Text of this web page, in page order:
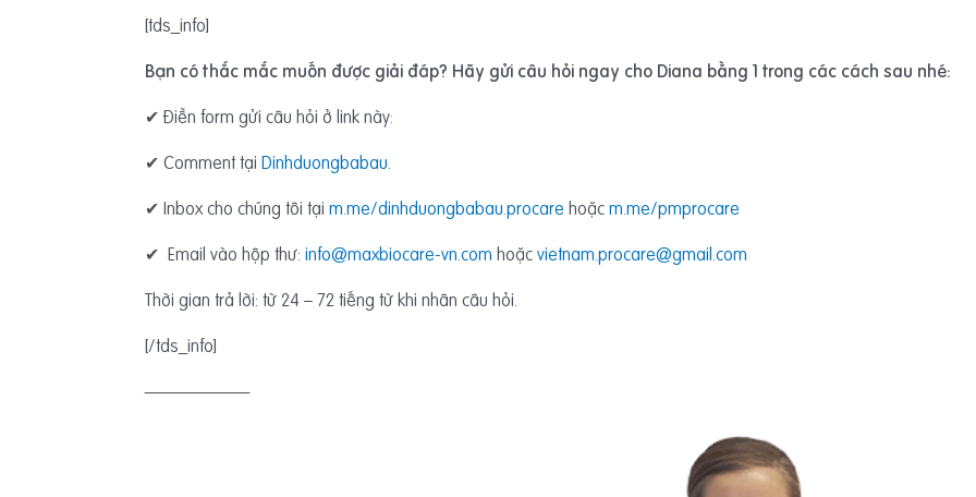
[tds_info]
Bạn có thắc mắc muốn được giải đáp? Hãy gửi câu hỏi ngay cho Diana bằng 1 trong các cách sau nhé:
✔ Điền form gửi câu hỏi ở link này:
✔ Comment tại Dinhduongbabau.
✔ Inbox cho chúng tôi tại m.me/dinhduongbabau.procare hoặcm.me/pmprocare
✔ Email vào hộp thư: info@maxbiocare-vn.com hoặcvietnam.procare@gmail.com
Thời gian trả lời: từ 24 – 72 tiếng từ khi nhân câu hỏi.
[/tds_info]
——————